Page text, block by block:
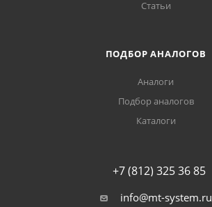
Статьи
ПОДБОР АНАЛОГОВ
Аналоги
Подбор аналогов
Каталоги
+7 (812) 325 36 85
info@mt-system.ru